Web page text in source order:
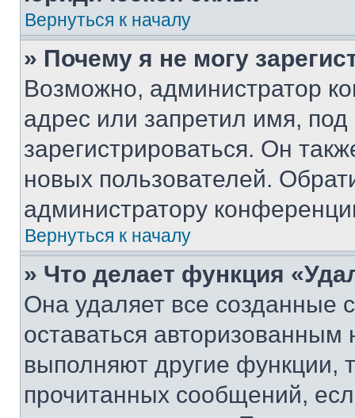
Вернуться к началу
» Почему я не могу
Возможно, администратор
адрес или запретил имя,
зарегистрироваться. Он
новых пользователей.
администратору
Вернуться к началу
» Что делает функция
Она удаляет все созданные
оставаться
выполняют другие функции,
прочитанных сообщений,